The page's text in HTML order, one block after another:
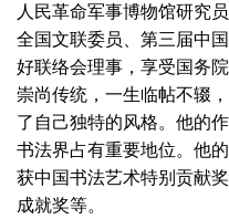
人民革命军事博物馆研究
全国文联委员、第三届中
好联络会理事，享受国务
崇尚传统，一生临帖不辍
了自己独特的风格。他的
书法界占有重要地位。他
获中国书法艺术特别贡献
成就奖等。